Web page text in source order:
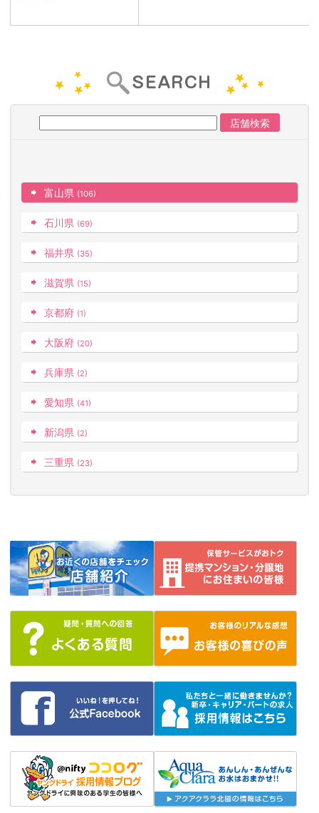
富山県 (106)
石川県 (69)
福井県 (35)
滋賀県 (15)
京都府 (1)
大阪府 (20)
兵庫県 (2)
愛知県 (41)
新潟県 (2)
三重県 (23)